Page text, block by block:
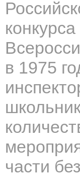
в 1975
части